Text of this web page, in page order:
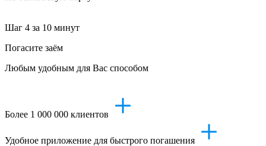
Шаг 4 за 10 минут
Погасите заём
Любым удобным для Вас способом
Более 1 000 000 клиентов
Удобное приложение для быстрого погашения